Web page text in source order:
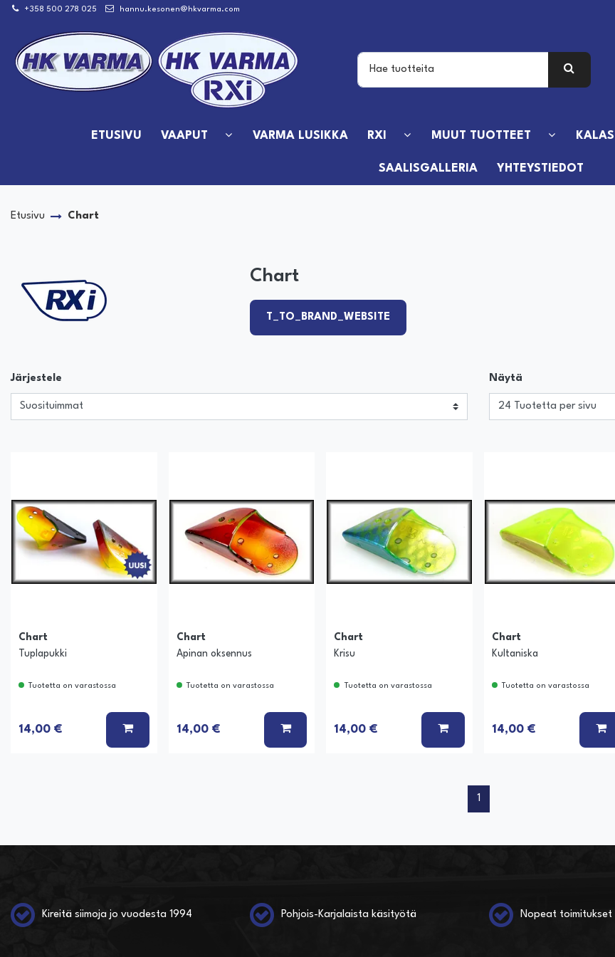
Siirry pääsisältöön
+358 500 278 025 hannu.kesonen@hkvarma.com
ETUSIVU VAAPUT VARMA LUSIKKA RXI MUUT TUOTTEET
SAALISGALLERIA YHTEYSTIEDOT
Etusivu Chart
Chart
T_TO_BRAND_WEBSITE
Järjestele Näytä
Chart
Tuplapukki
Tuotetta on varastossa
14,00 € LISÄÄ KORIIN
Chart
Apinan oksennus
Tuotetta on varastossa
14,00 € LISÄÄ KORIIN
Chart
Krisu
Tuotetta on varastossa
14,00 € LISÄÄ KORIIN
Chart
Kultaniska
Tuotetta on varastossa
14,00 €
1
Kireitä siimoja jo vuodesta 1994 Pohjois-Karjalaista käsityötä Nopeat toimitukset